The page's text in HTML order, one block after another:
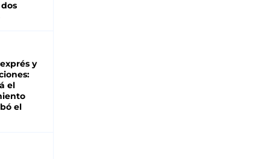
y
el
el